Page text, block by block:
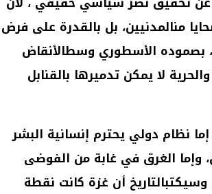
منالمدنيين، بل بالقدرة على فرض
بصموده الأسطوري وسطالأنقاض
والحرية لايمكن تدميرها بالقنابل
إما نظام دولي يحترم إنسانية البشر
وإما الغرق في غابة من الفوضى
وسيكتبالتاريخ أن غزة كانت نقطة